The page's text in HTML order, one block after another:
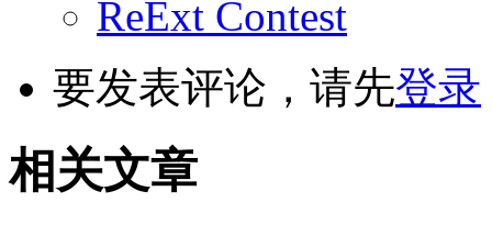
ReExt Contest
要发表评论，请先登录
相关文章